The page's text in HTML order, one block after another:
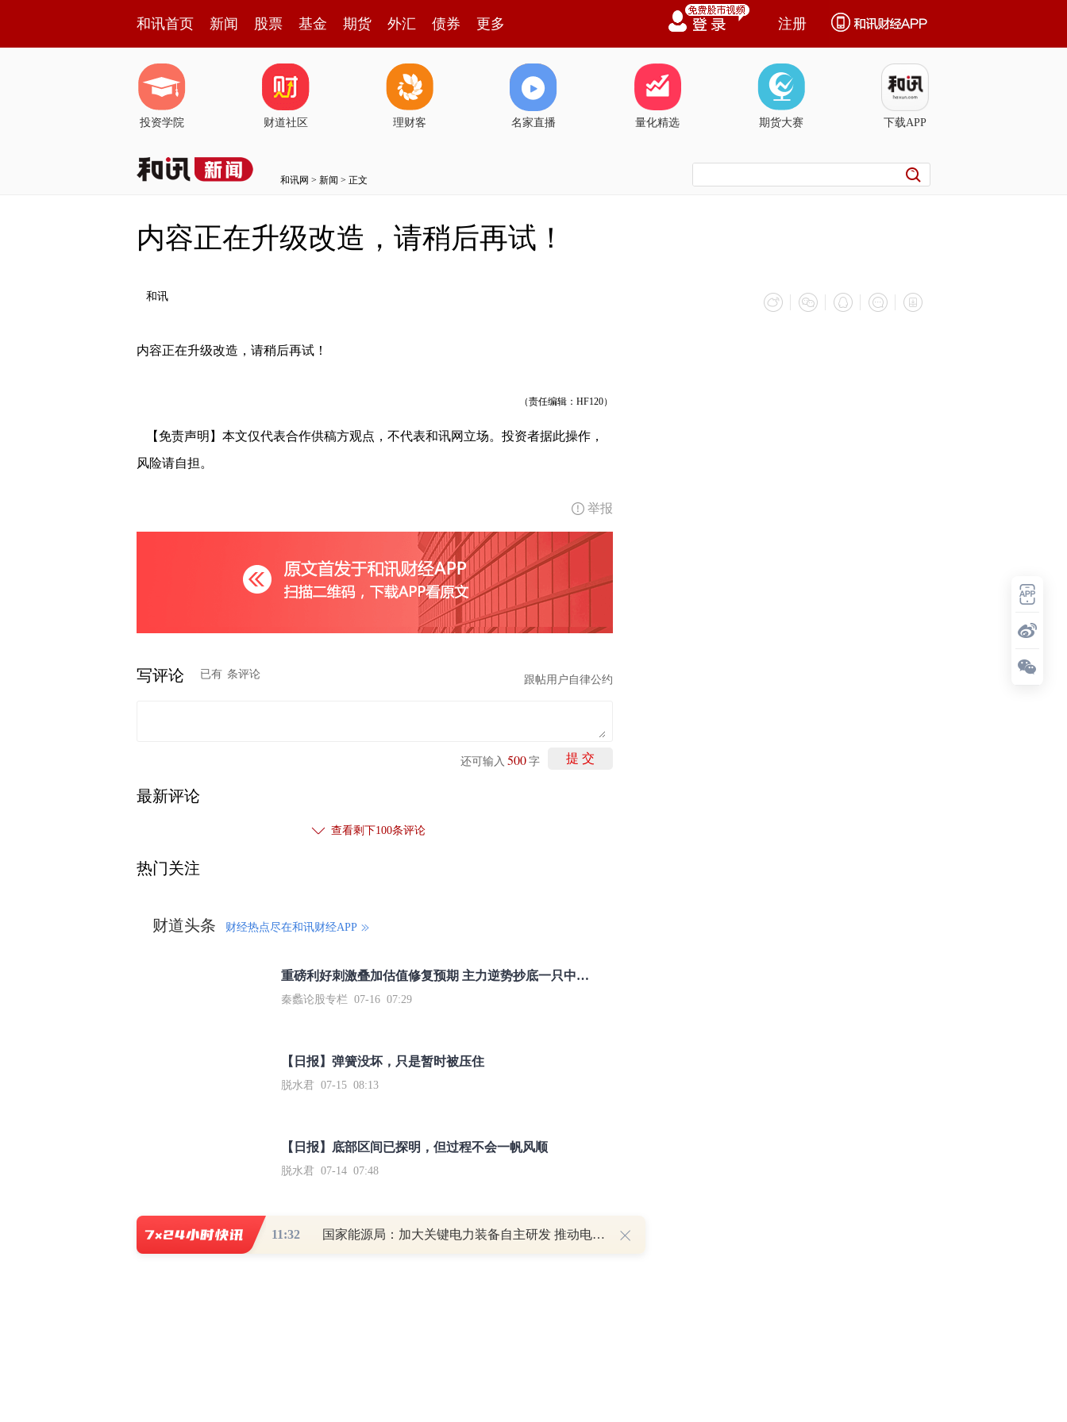
和讯首页 新闻 股票 基金 期货 外汇 债券 更多 注册
投资学院 财道社区 理财客 名家直播 量化精选 期货大赛 下载APP
和讯网 > 新闻 > 正文
内容正在升级改造，请稍后再试！
和讯
内容正在升级改造，请稍后再试！
（责任编辑：HF120）
【免责声明】本文仅代表合作供稿方观点，不代表和讯网立场。投资者据此操作，
风险请自担。
举报
写评论 已有 条评论 跟帖用户自律公约
提 交
还可输入 500 字
最新评论
查看剩下100条评论
热门关注
财道头条 财经热点尽在和讯财经APP
重磅利好刺激叠加估值修复预期 主力逆势抄底一只中药龙头股
秦蠡论股专栏 07-16 07:29
【日报】弹簧没坏，只是暂时被压住
脱水君 07-15 08:13
【日报】底部区间已探明，但过程不会一帆风顺
脱水君 07-14 07:48
11:32 国家能源局：加大关键电力装备自主研发 推动电力芯片、特高压组部件等关键技术突破